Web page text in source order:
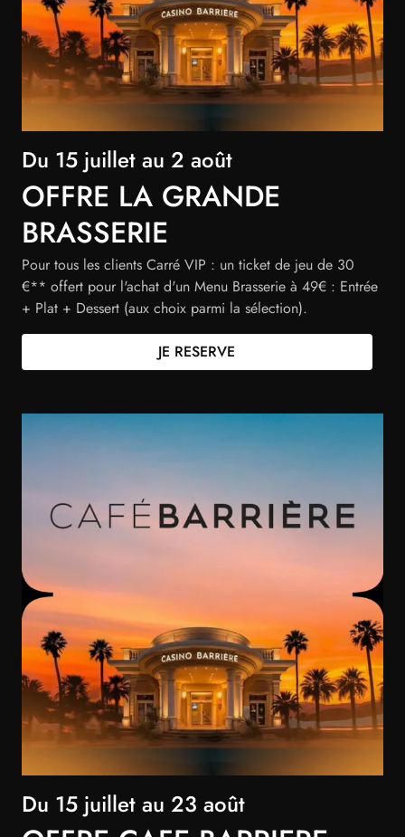
Du 15 juillet au 2 août
OFFRE LA GRANDE
BRASSERIE
Pour tous les clients Carré VIP : un ticket de jeu de 30
€** offert pour l'achat d'un Menu Brasserie à 49€ : Entrée
+ Plat + Dessert (aux choix parmi la sélection).
JE RESERVE
Du 15 juillet au 23 août